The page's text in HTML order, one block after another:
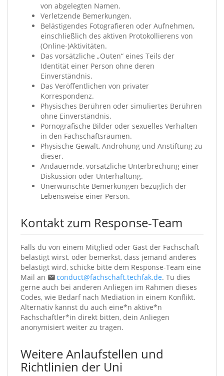
von abgelegten Namen.
Verletzende Bemerkungen.
Belästigendes Fotografieren oder Aufnehmen,
einschließlich des aktiven Protokollierens von
(Online-)Aktivitäten.
Das vorsätzliche „Outen“ eines Teils der
Identität einer Person ohne deren
Einverständnis.
Das Veröffentlichen von privater
Korrespondenz.
Physisches Berühren oder simuliertes Berühren
ohne Einverständnis.
Pornografische Bilder oder sexuelles Verhalten
in den Fachschaftsräumen.
Physische Gewalt, Androhung und Anstiftung zu
dieser.
Andauernde, vorsätzliche Unterbrechung einer
Diskussion oder Unterhaltung.
Unerwünschte Bemerkungen bezüglich der
Lebensweise einer Person.
Kontakt zum Response-Team
Falls du von einem Mitglied oder Gast der Fachschaft
belästigt wirst, oder bemerkst, dass jemand anderes
belästigt wird, schicke bitte dem Response-Team eine
Mail an
conduct@fachschaft.techfak.de. Tu dies
gerne auch bei anderen Anliegen im Rahmen dieses
Codes, wie Bedarf nach Mediation in einem Konflikt.
Alternativ kannst du auch eine*n aktive*n
Fachschaftler*in direkt bitten, dein Anliegen
anonymisiert weiter zu tragen.
Weitere Anlaufstellen und
Richtlinien der Uni